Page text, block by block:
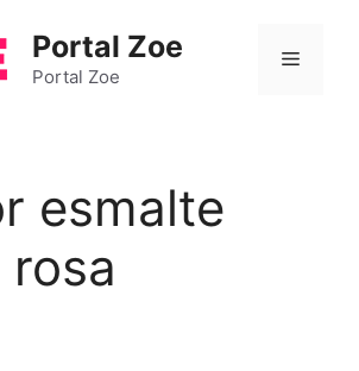
Portal Zoe
Portal Zoe
Menu
esmalte